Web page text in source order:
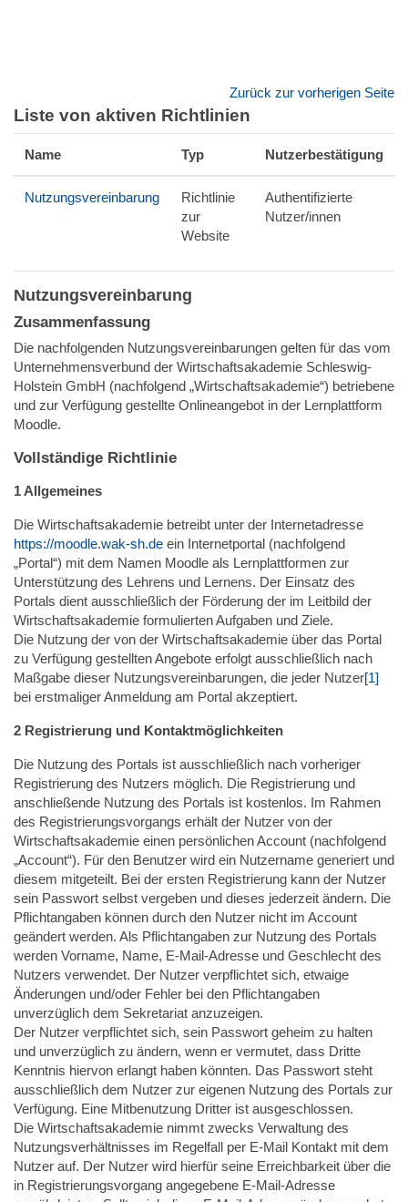
Zurück zur vorherigen Seite
Liste von aktiven Richtlinien
Name Typ Nutzerbestätigung
Nutzungsvereinbarung
Richtlinie
zur
Website
Authentifizierte
Nutzer/innen
Nutzungsvereinbarung
Zusammenfassung
Die nachfolgenden Nutzungsvereinbarungen gelten für das vom
Unternehmensverbund der Wirtschaftsakademie Schleswig-
Holstein GmbH (nachfolgend „Wirtschaftsakademie“) betriebene
und zur Verfügung gestellte Onlineangebot in der Lernplattform
Moodle.
Vollständige Richtlinie
1 Allgemeines
Die Wirtschaftsakademie betreibt unter der Internetadresse
https://moodle.wak-sh.de ein Internetportal (nachfolgend
„Portal“) mit dem Namen Moodle als Lernplattformen zur
Unterstützung des Lehrens und Lernens. Der Einsatz des
Portals dient ausschließlich der Förderung der im Leitbild der
Wirtschaftsakademie formulierten Aufgaben und Ziele.
Die Nutzung der von der Wirtschaftsakademie über das Portal
zu Verfügung gestellten Angebote erfolgt ausschließlich nach
Maßgabe dieser Nutzungsvereinbarungen, die jeder Nutzer[1]
bei erstmaliger Anmeldung am Portal akzeptiert.
2 Registrierung und Kontaktmöglichkeiten
Die Nutzung des Portals ist ausschließlich nach vorheriger
Registrierung des Nutzers möglich. Die Registrierung und
anschließende Nutzung des Portals ist kostenlos. Im Rahmen
des Registrierungsvorgangs erhält der Nutzer von der
Wirtschaftsakademie einen persönlichen Account (nachfolgend
„Account“). Für den Benutzer wird ein Nutzername generiert und
diesem mitgeteilt. Bei der ersten Registrierung kann der Nutzer
sein Passwort selbst vergeben und dieses jederzeit ändern. Die
Pflichtangaben können durch den Nutzer nicht im Account
geändert werden. Als Pflichtangaben zur Nutzung des Portals
werden Vorname, Name, E-Mail-Adresse und Geschlecht des
Nutzers verwendet. Der Nutzer verpflichtet sich, etwaige
Änderungen und/oder Fehler bei den Pflichtangaben
unverzüglich dem Sekretariat anzuzeigen.
Der Nutzer verpflichtet sich, sein Passwort geheim zu halten
und unverzüglich zu ändern, wenn er vermutet, dass Dritte
Kenntnis hiervon erlangt haben könnten. Das Passwort steht
ausschließlich dem Nutzer zur eigenen Nutzung des Portals zur
Verfügung. Eine Mitbenutzung Dritter ist ausgeschlossen.
Die Wirtschaftsakademie nimmt zwecks Verwaltung des
Nutzungsverhältnisses im Regelfall per E-Mail Kontakt mit dem
Nutzer auf. Der Nutzer wird hierfür seine Erreichbarkeit über die
in Registrierungsvorgang angegebene E-Mail-Adresse